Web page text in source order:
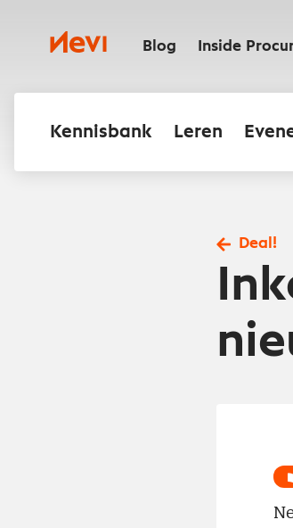
inhoudNevi Blog Inside
Kennisbank Leren
Deal!